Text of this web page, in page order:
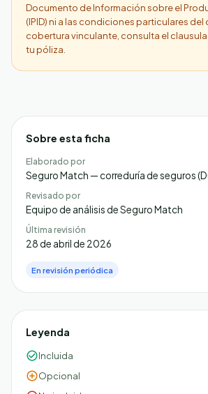
Documento de Información sobre el
(IPID) ni a las condiciones particulares del
cobertura vinculante, consulta el
tu póliza.
Sobre esta ficha
Elaborado por
Seguro Match — correduría de seguros
Revisado por
Equipo de análisis de Seguro Match
Última revisión
28 de abril de 2026
En revisión periódica
Leyenda
Incluida
Opcional